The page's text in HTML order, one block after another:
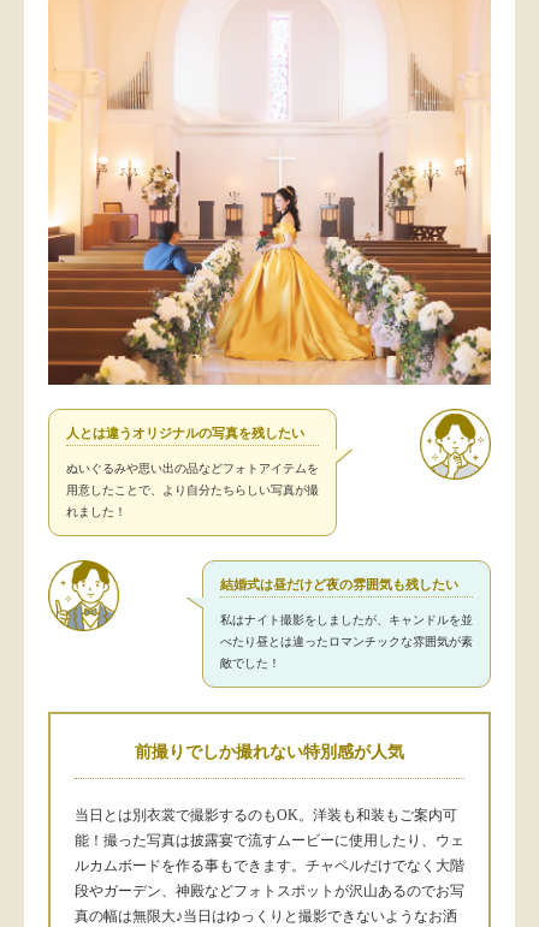
人とは違うオリジナルの写真を残したい
ぬいぐるみや思い出の品などフォトアイテムを
用意したことで、より自分たちらしい写真が撮
れました！
結婚式は昼だけど夜の雰囲気も残したい
私はナイト撮影をしましたが、キャンドルを並
べたり昼とは違ったロマンチックな雰囲気が素
敵でした！
前撮りでしか撮れない特別感が人気
当日とは別衣裳で撮影するのもOK。洋装も和装もご案内可
能！撮った写真は披露宴で流すムービーに使用したり、ウェ
ルカムボードを作る事もできます。チャペルだけでなく大階
段やガーデン、神殿などフォトスポットが沢山あるのでお写
真の幅は無限大♪当日はゆっくりと撮影できないようなお洒